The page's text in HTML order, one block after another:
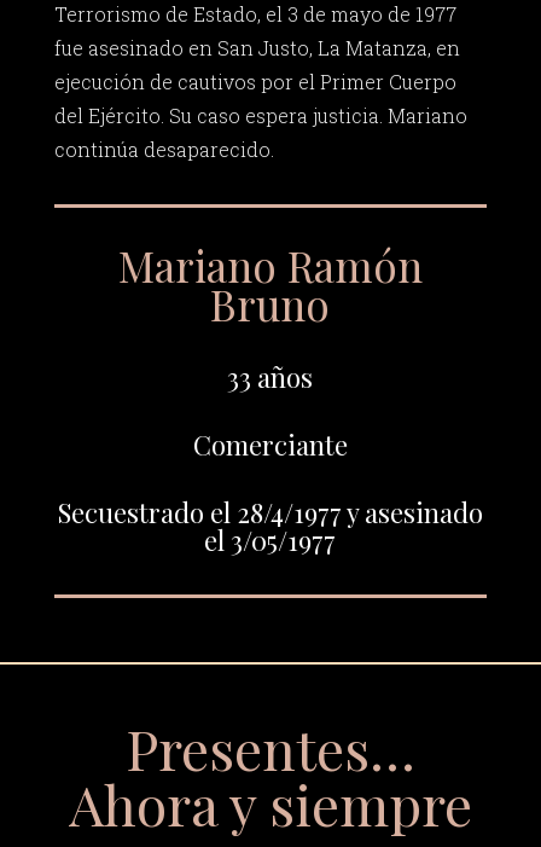
Terrorismo de Estado, el 3 de mayo de 1977
fue asesinado en San Justo, La Matanza, en
ejecución de cautivos por el Primer Cuerpo
del Ejército. Su caso espera justicia. Mariano
continúa desaparecido.
Mariano Ramón
Bruno
33 años
Comerciante
Secuestrado el 28/4/1977 y asesinado
el 3/05/1977
Presentes…
Ahora y siempre